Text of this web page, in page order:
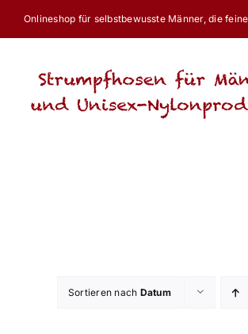
Onlineshop für selbstbewusste Männer, die
Sortieren nach Datum